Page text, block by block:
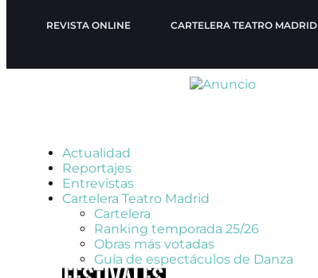
REVISTA ONLINE CARTELERA TEATRO MADRID
Actualidad
Reportajes
Entrevistas
Cartelera Teatro Madrid
Cartelera
Ranking temporada 25/26
Obras más votadas
Guía de espectáculos de Danza